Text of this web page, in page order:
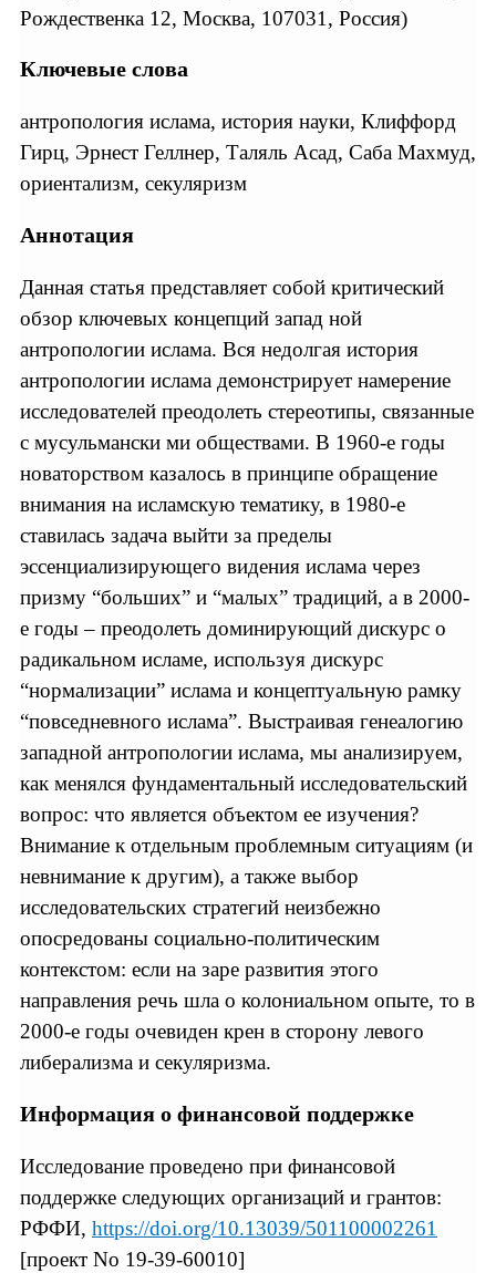
Рождественка 12, Москва, 107031, Россия)
Ключевые слова
антропология ислама, история науки, Клиффорд
Гирц, Эрнест Геллнер, Таляль Асад, Саба Махмуд,
ориентализм, секуляризм
Аннотация
Данная статья представляет собой критический
обзор ключевых концепций запад ной
антропологии ислама. Вся недолгая история
антропологии ислама демонстрирует намерение
исследователей преодолеть стереотипы, связанные
с мусульмански ми обществами. В 1960-е годы
новаторством казалось в принципе обращение
внимания на исламскую тематику, в 1980-е
ставилась задача выйти за пределы
эссенциализирующего видения ислама через
призму “больших” и “малых” традиций, а в 2000-
е годы – преодолеть доминирующий дискурс о
радикальном исламе, используя дискурс
“нормализации” ислама и концептуальную рамку
“повседневного ислама”. Выстраивая генеалогию
западной антропологии ислама, мы анализируем,
как менялся фундаментальный исследовательский
вопрос: что является объектом ее изучения?
Внимание к отдельным проблемным ситуациям (и
невнимание к другим), а также выбор
исследовательских стратегий неизбежно
опосредованы социально-политическим
контекстом: если на заре развития этого
направления речь шла о колониальном опыте, то в
2000-е годы очевиден крен в сторону левого
либерализма и секуляризма.
Информация о финансовой поддержке
Исследование проведено при финансовой
поддержке следующих организаций и грантов:
РФФИ, https://doi.org/10.13039/501100002261
[проект No 19-39-60010]